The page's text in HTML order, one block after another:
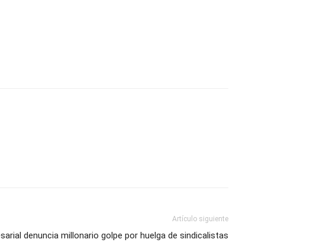
Artículo siguiente
denuncia millonario golpe por huelga de sindicalistas